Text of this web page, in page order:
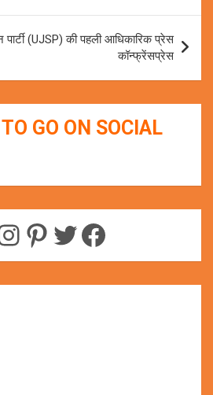
(UJSP) की पहली आधिकारिक प्रेस
कॉन्फ्रेंसप्रेस
GO ON SOCIAL
Pinterest
Twitter
Facebook